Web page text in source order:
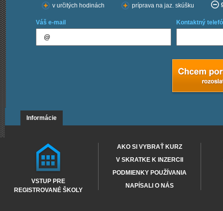
v určitých hodinách príprava na jaz. skúšku
Váš e-mail Kontaktný
Informácie
VSTUP PRE
REGISTROVANÉ ŠKOLY
AKO SI VYBRAŤ KURZ
V SKRATKE K INZERCII
PODMIENKY POUŽÍVANIA
NAPÍSALI O NÁS